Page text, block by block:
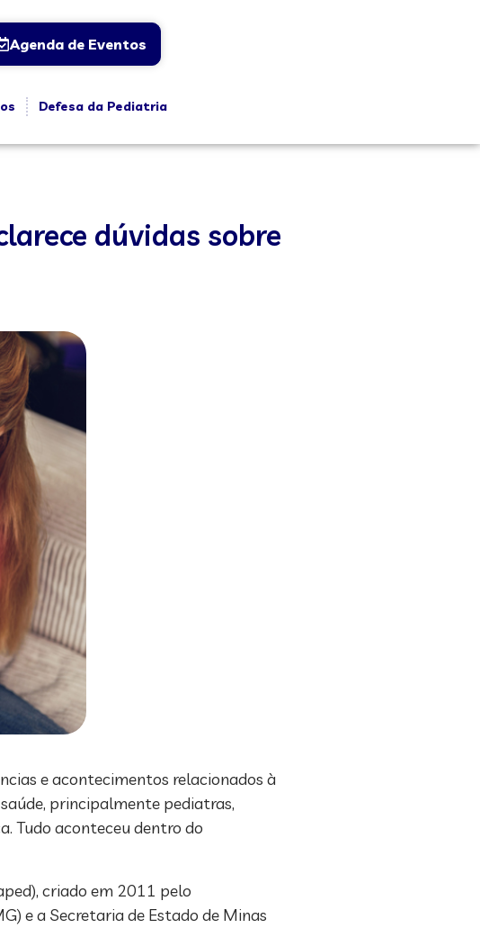
Agenda de Eventos
Defesa da Pediatria
dúvidas sobre
e acontecimentos relacionados à
principalmente pediatras,
Tudo aconteceu dentro do
criado em 2011 pelo
e a Secretaria de Estado de Minas